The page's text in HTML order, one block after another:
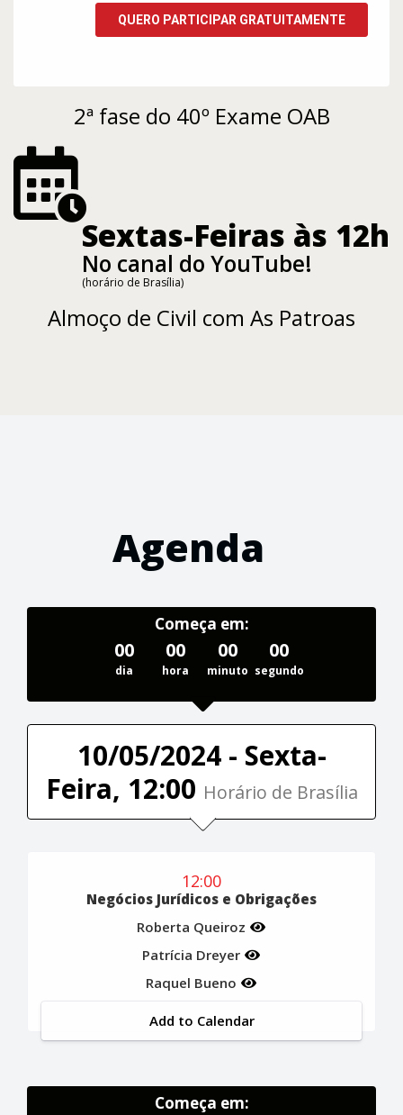
2ª fase do 40º Exame OAB
Sextas-Feiras às 12h
No canal do YouTube!
(horário de Brasília)
Almoço de Civil com As Patroas
Agenda
Começa em:
00
dia
00
hora
00
minuto
00
segundo
10/05/2024 - Sexta-
Feira, 12:00 Horário de Brasília
12:00
Negócios Jurídicos e Obrigações
Roberta Queiroz
Patrícia Dreyer
Raquel Bueno
Add to Calendar
Começa em: